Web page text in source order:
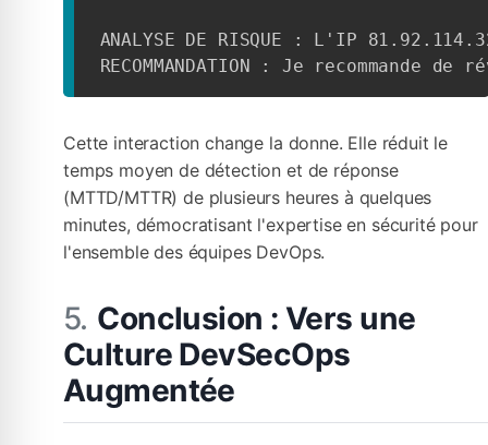
ANALYSE DE RISQUE : L'IP
RECOMMANDATION : Je
Cette interaction change la donne. Elle réduit le
temps moyen de détection et de réponse
(MTTD/MTTR) de plusieurs heures à quelques
minutes, démocratisant l'expertise en sécurité pour
l'ensemble des équipes DevOps.
Conclusion : Vers une
Culture DevSecOps
Augmentée